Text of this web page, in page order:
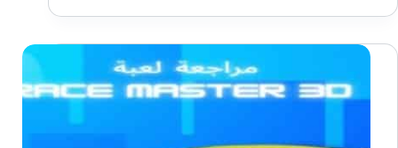
Royale
الأندرويد